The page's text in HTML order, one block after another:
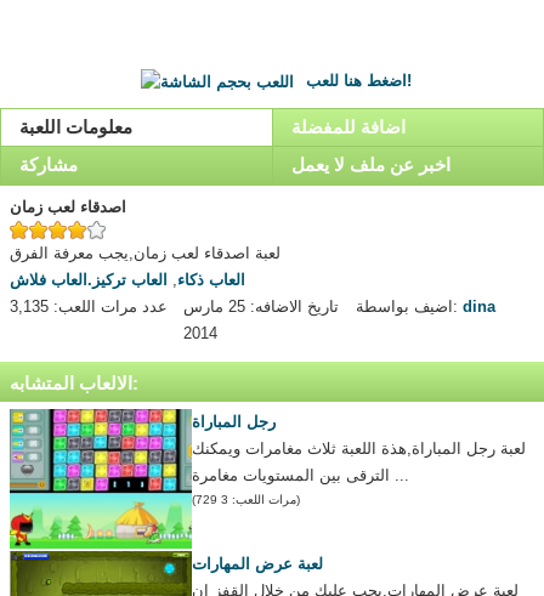
اضغط هنا للعب!
معلومات اللعبة
اضافة للمفضلة
مشاركة
اخبر عن ملف لا يعمل
اصدقاء لعب زمان
لعبة اصدقاء لعب زمان,يجب معرفة الفرق
العاب ذكاء, العاب تركيز.العاب فلاش
عدد مرات اللعب: 3,135
تاريخ الاضافه: 25 مارس
2014
اضيف بواسطة:dina
الالعاب المتشابه:
رجل المباراة
لعبة رجل المباراة,هذة اللعبة ثلاث مغامرات ويمكنك
الترقى بين المستويات مغامرة ...
(مرات اللعب: 3 729)
لعبة عرض المهارات
لعبة عرض المهارات,يجب عليك من خلال القفز ان